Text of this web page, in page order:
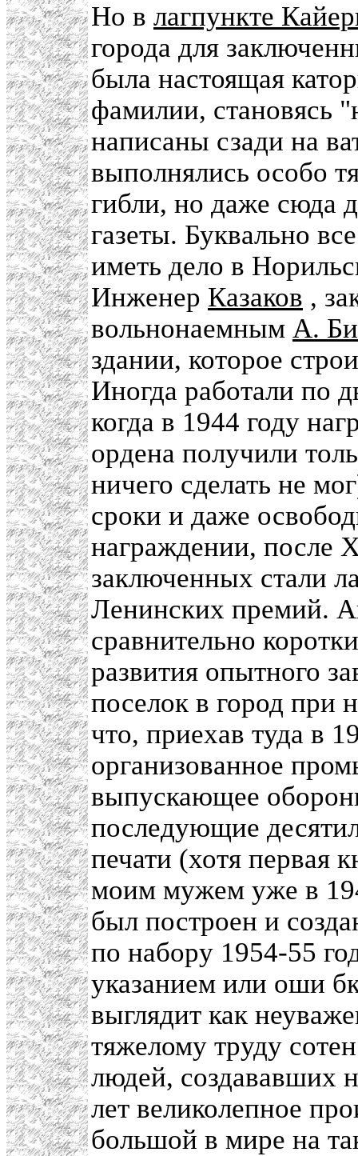
Но в лагпункте
города для
была настоящая
фамилии, становясь
написаны сзади на
выполнялись особо
гибли, но даже сюда
газеты. Буквально
иметь дело в
Инженер Казаков ,
вольнонаемным А.
здании, которое
Иногда работали по
когда в 1944 году
ордена получили
ничего сделать не
сроки и даже
награждении, после
заключенных стали
Ленинских премий.
сравнительно
развития опытного
поселок в город при
что, приехав туда в
организованное
выпускающее
последующие
печати (хотя первая
моим мужем уже в
был построен и
по набору 1954-55
указанием или оши
выглядит как
тяжелому труду
людей, создававших
лет великолепное
большой в мире на